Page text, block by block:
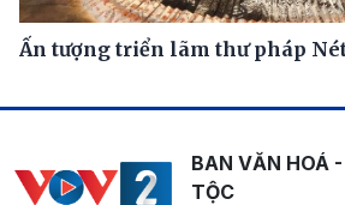
Ấn tượng triển lãm thư pháp
BAN VĂN HOÁ
TỘC